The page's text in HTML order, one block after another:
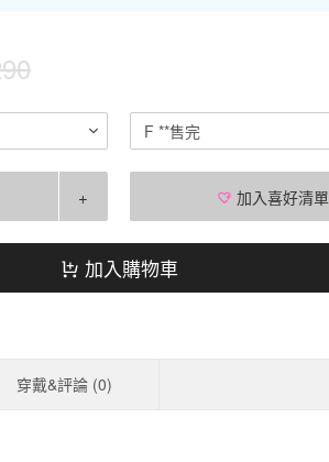
F **售完
+ 加入喜好清單
加入購物車
穿戴&評論 (0)